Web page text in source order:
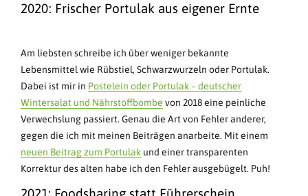
2020: Frischer Portulak aus eigener Ernte
Am liebsten schreibe ich über weniger bekannte
Lebensmittel wie Rübstiel, Schwarzwurzeln oder Portulak.
Dabei ist mir in Postelein oder Portulak – deutscher
Wintersalat und Nährstoffbombe von 2018 eine peinliche
Verwechslung passiert. Genau die Art von Fehler anderer,
gegen die ich mit meinen Beiträgen anarbeite. Mit einem
neuen Beitrag zum Portulak und einer transparenten
Korrektur des alten habe ich den Fehler ausgebügelt. Puh!